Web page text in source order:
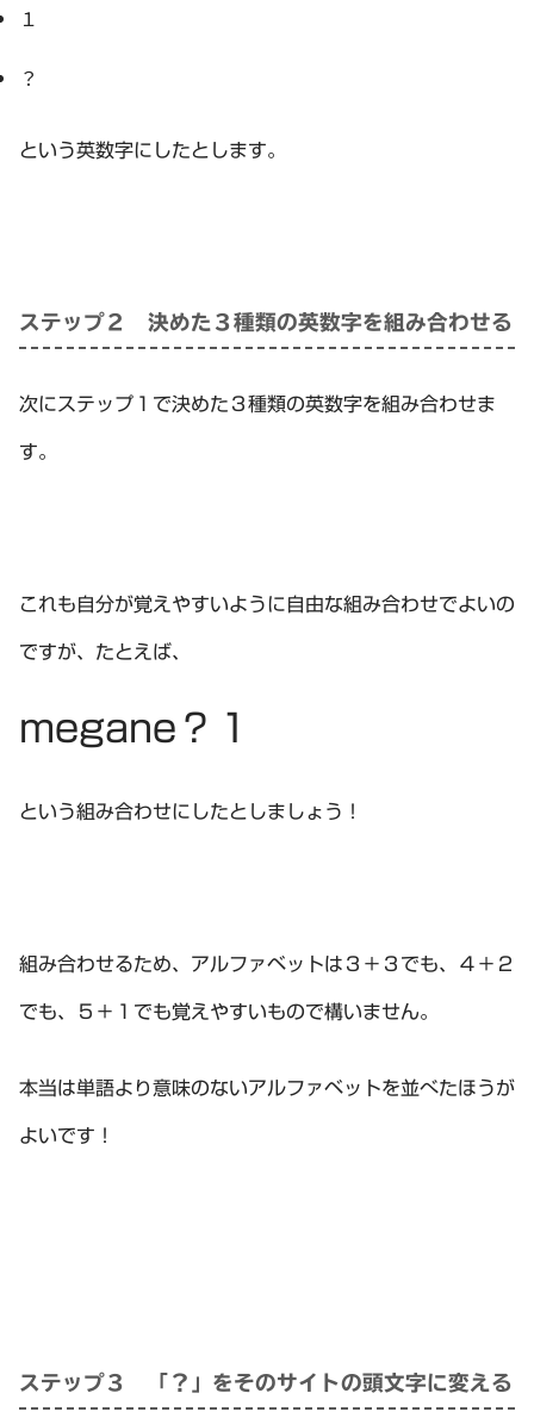
１
？
という英数字にしたとします。
ステップ２ 決めた３種類の英数字を組み合わせる
次にステップ１で決めた３種類の英数字を組み合わせま
す。
これも自分が覚えやすいように自由な組み合わせでよいの
ですが、たとえば、
megane？１
という組み合わせにしたとしましょう！
組み合わせるため、アルファベットは３＋３でも、４＋２
でも、５＋１でも覚えやすいもので構いません。
本当は単語より意味のないアルファベットを並べたほうが
よいです！
ステップ３ 「？」をそのサイトの頭文字に変える